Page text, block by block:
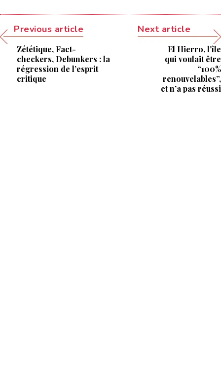
Previous article
Zététique, Fact-
checkers, Debunkers : la
régression de l’esprit
critique
Next article
El Hierro, l’île
qui voulait être
“100%
renouvelables”,
et n’a pas réussi